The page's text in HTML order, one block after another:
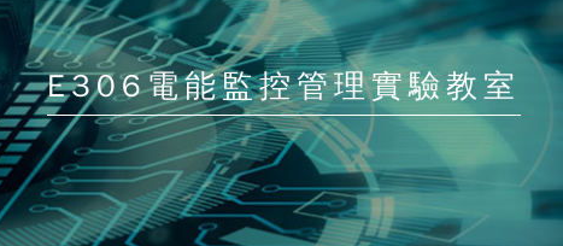
E306電能監控管理實驗教室